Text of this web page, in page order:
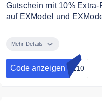
Gutschein mit 10% Extra-
auf EXModel und
Gutschein 10% Extra-
EXModel und EXModel
Mehr Details
Code anzeigen EL10